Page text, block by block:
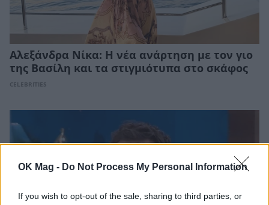
OK Mag - Do Not Process My Personal Information
If you wish to opt-out of the sale, sharing to third parties, or
Αλεξάνδρα Νίκα: Η νέα ανάρτηση με τον γιο
της Βασίλη και τα στιγμιότυπα στο σκάφος
CELEBRITIES